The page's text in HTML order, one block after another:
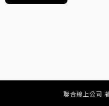
聯合線上公司